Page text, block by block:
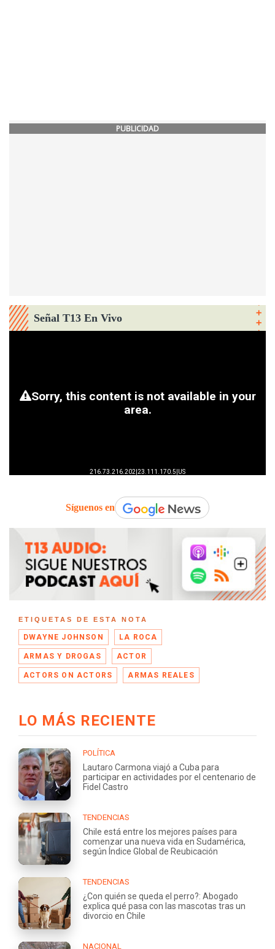
PUBLICIDAD
Señal T13 En Vivo
Síguenos en
ETIQUETAS DE ESTA NOTA
DWAYNE JOHNSON LA ROCA
ARMAS Y DROGAS ACTOR
ACTORS ON ACTORS ARMAS REALES
LO MÁS RECIENTE
POLÍTICA
Lautaro Carmona viajó a Cuba para
participar en actividades por el centenario de
Fidel Castro
TENDENCIAS
Chile está entre los mejores países para
comenzar una nueva vida en Sudamérica,
según Índice Global de Reubicación
TENDENCIAS
¿Con quién se queda el perro?: Abogado
explica qué pasa con las mascotas tras un
divorcio en Chile
NACIONAL